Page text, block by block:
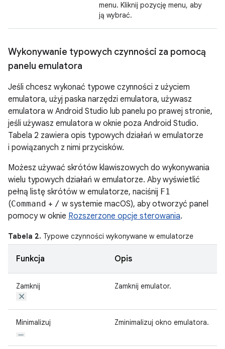
menu. Kliknij pozycję menu, aby
ją wybrać.
Wykonywanie typowych czynności za pomocą
panelu emulatora
Jeśli chcesz wykonać typowe czynności z użyciem
emulatora, użyj paska narzędzi emulatora, używasz
emulatora w Android Studio lub panelu po prawej stronie,
jeśli używasz emulatora w oknie poza Android Studio.
Tabela 2 zawiera opis typowych działań w emulatorze
i powiązanych z nimi przycisków.
Możesz używać skrótów klawiszowych do wykonywania
wielu typowych działań w emulatorze. Aby wyświetlić
pełną listę skrótów w emulatorze, naciśnij F1
(Command + / w systemie macOS), aby otworzyć panel
pomocy w oknie Rozszerzone opcje sterowania.
Tabela 2. Typowe czynności wykonywane w emulatorze
Funkcja Opis
Zamknij Zamknij emulator.
Minimalizuj Zminimalizuj okno emulatora.